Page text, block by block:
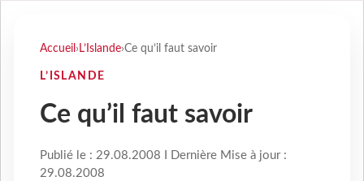
Accueil › L’Islande›Ce qu’il faut savoir
L’ISLANDE
Ce qu’il faut savoir
Publié le : 29.08.2008 I Dernière Mise à jour :
29.08.2008